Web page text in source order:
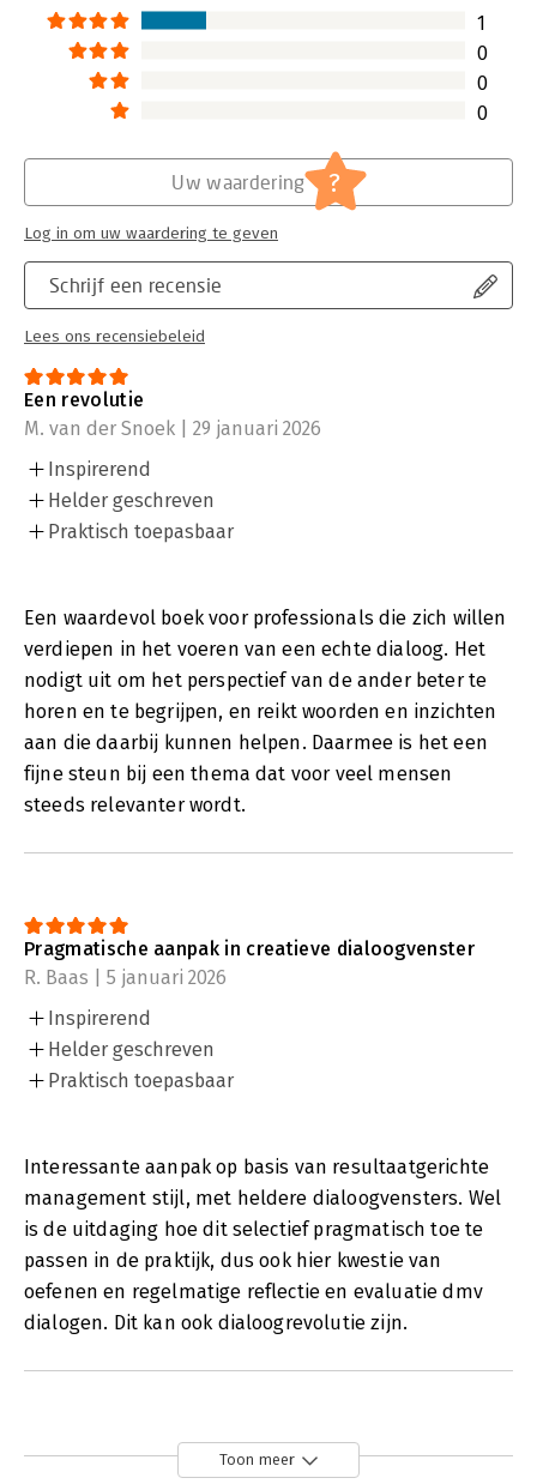
1
0
0
0
Schrijf een recensie
Lees ons recensiebeleid
Uw waardering ?
Log in om uw waardering te geven
Een revolutie
M. van der Snoek | 29 januari 2026
Inspirerend
Helder geschreven
Praktisch toepasbaar
Een waardevol boek voor professionals die zich willen
verdiepen in het voeren van een echte dialoog. Het
nodigt uit om het perspectief van de ander beter te
horen en te begrijpen, en reikt woorden en inzichten
aan die daarbij kunnen helpen. Daarmee is het een
fijne steun bij een thema dat voor veel mensen
steeds relevanter wordt.
Pragmatische aanpak in creatieve dialoogvenster
R. Baas | 5 januari 2026
Inspirerend
Helder geschreven
Praktisch toepasbaar
Interessante aanpak op basis van resultaatgerichte
management stijl, met heldere dialoogvensters. Wel
is de uitdaging hoe dit selectief pragmatisch toe te
passen in de praktijk, dus ook hier kwestie van
oefenen en regelmatige reflectie en evaluatie dmv
dialogen. Dit kan ook dialoogrevolutie zijn.
Toon meer